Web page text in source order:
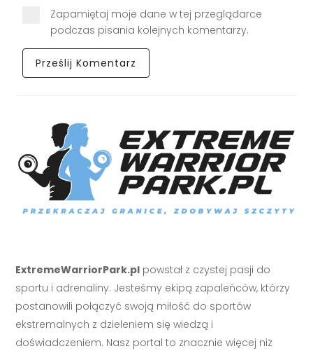
Zapamiętaj moje dane w tej przeglądarce
podczas pisania kolejnych komentarzy.
ExtremeWarriorPark.pl powstał z czystej pasji do
sportu i adrenaliny. Jesteśmy ekipą zapaleńców, którzy
postanowili połączyć swoją miłość do sportów
ekstremalnych z dzieleniem się wiedzą i
doświadczeniem. Nasz portal to znacznie więcej niż